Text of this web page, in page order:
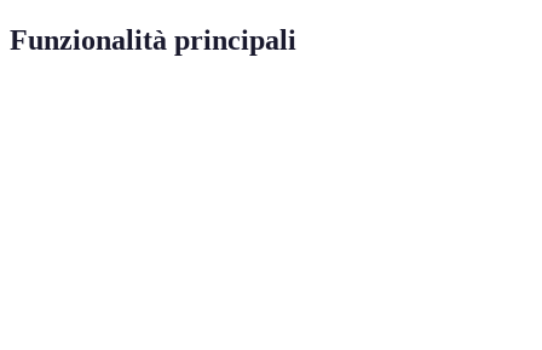
Funzionalità principali